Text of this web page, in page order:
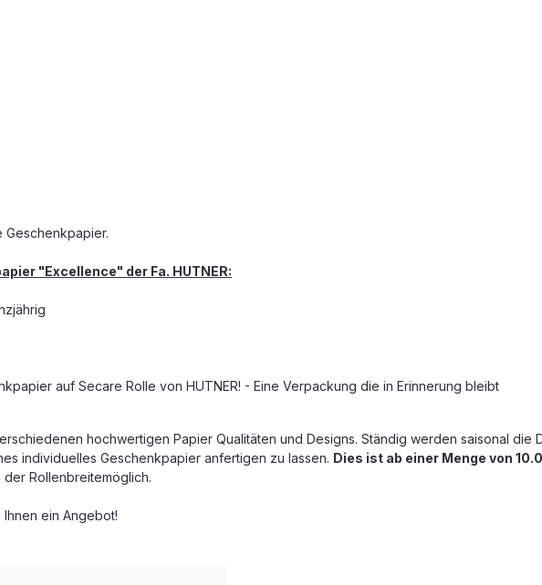
Geschenkpapier.
"Excellence" der Fa. HUTNER:
auf Secare Rolle von HUTNER! - Eine Verpackung die in Erinnerung bleibt
hochwertigen Papier Qualitäten und Designs. Ständig werden saisonal die
individuelles Geschenkpapier anfertigen zu lassen. Dies ist ab einer Menge von
Rollenbreitemöglich.
ein Angebot!